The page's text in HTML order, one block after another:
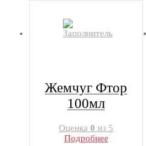
Жемчуг Фтор
100мл
Оценка0 из 5
Подробнее